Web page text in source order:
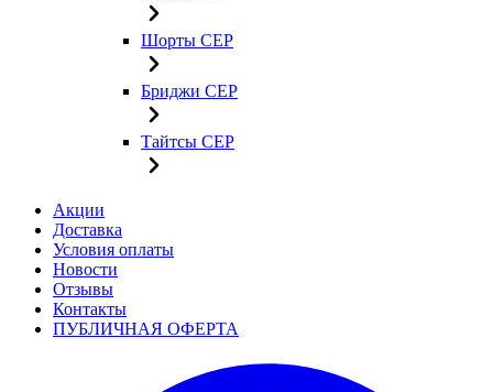
Шорты CEP
Бриджи CEP
Тайтсы CEP
Акции
Доставка
Условия оплаты
Новости
Отзывы
Контакты
ПУБЛИЧНАЯ ОФЕРТА